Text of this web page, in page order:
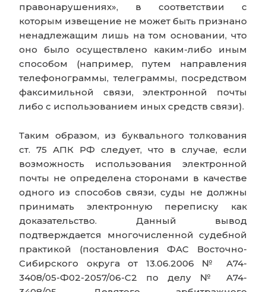
правонарушениях», в соответствии с
которым извещение не может быть признано
ненадлежащим лишь на том основании, что
оно было осуществлено каким-либо иным
способом (например, путем направления
телефонограммы, телеграммы, посредством
факсимильной связи, электронной почты
либо с использованием иных средств связи).
Таким образом, из буквального толкования
ст. 75 АПК РФ следует, что в случае, если
возможность использования электронной
почты не определена сторонами в качестве
одного из способов связи, суды не должны
принимать электронную переписку как
доказательство. Данный вывод
подтверждается многочисленной судебной
практикой (постановления ФАС Восточно-
Сибирского округа от 13.06.2006 № А74-
3408/05-Ф02-2057/06-С2 по делу № А74-